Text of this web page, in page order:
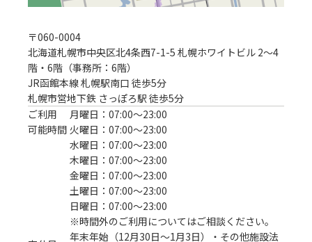
〒060-0004
北海道札幌市中央区北4条西7-1-5 札幌ホワイトビル 2〜4
階・6階（事務所：6階）
JR函館本線 札幌駅南口 徒歩5分
札幌市営地下鉄 さっぽろ駅 徒歩5分
ご利用
可能時間
月曜日：07:00〜23:00
火曜日：07:00〜23:00
水曜日：07:00〜23:00
木曜日：07:00〜23:00
金曜日：07:00〜23:00
土曜日：07:00〜23:00
日曜日：07:00〜23:00
※時間外のご利用についてはご相談ください。
年末年始（12月30日～1月3日）・その他施設法